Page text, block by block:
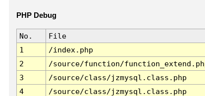
PHP Debug
No. File
1
/index.php
2
/source/function/
3
/source/class/jzmysql.class.php
4
/source/class/jzmysql.class.php